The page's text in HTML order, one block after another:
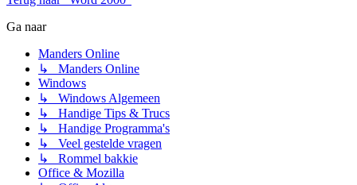
Ga naar
Manders Online
↳ Manders Online
Windows
↳ Windows Algemeen
↳ Handige Tips & Trucs
↳ Handige Programma's
↳ Veel gestelde vragen
↳ Rommel bakkie
Office & Mozilla